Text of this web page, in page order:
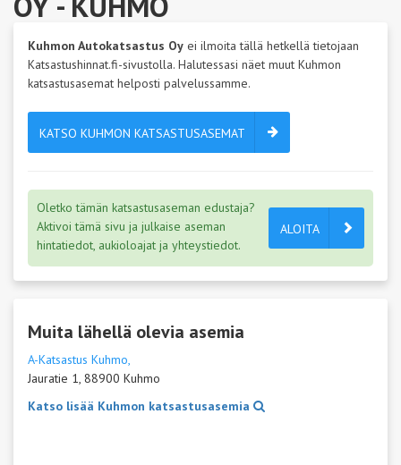
Kuhmon Autokatsastus Oy ei ilmoita tällä hetkellä tietojaan
Katsastushinnat.fi-sivustolla. Halutessasi näet muut Kuhmon
katsastusasemat helposti palvelussamme.
KATSO KUHMON KATSASTUSASEMAT
ALOITA
Oletko tämän katsastusaseman edustaja?
Aktivoi tämä sivu ja julkaise aseman
hintatiedot, aukioloajat ja yhteystiedot.
Muita lähellä olevia asemia
A-Katsastus Kuhmo,
Jauratie 1, 88900 Kuhmo
Katso lisää Kuhmon katsastusasemia